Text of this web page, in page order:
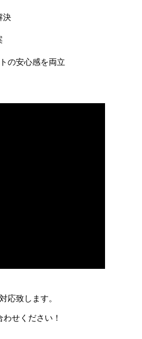
決
の安心感を両立
応致します。
せください！